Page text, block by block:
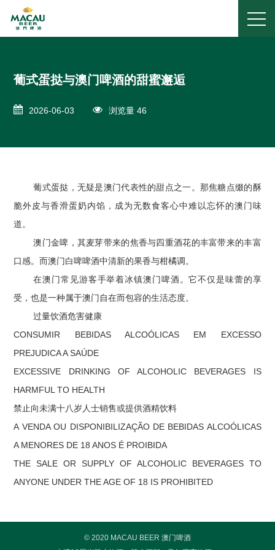
葡式蛋挞与澳门啤酒的甜蜜邂逅
2026-06-03 浏览量 46
葡式蛋挞，无疑是澳门代表性的甜点之一。那焦糖点缀的酥
脆外皮与香滑蛋奶内馅，成为无数食客心中难以忘怀的澳门味
道。
澳门金啤，其麦芽带来的焦香与四重酒花的丰富带来的丰富
口感。而澳门白啤啤酒中清新的果香与柑橘调。
在澳门常见游客手举着冰镇澳门啤酒。它不仅是味蕾的享
受，也是一种属于澳门自在而包容的生活态度。
过量饮酒危害健康
CONSUMIR BEBIDAS ALCOÓLICAS EM EXCESSO
PREJUDICA A SAÚDE
EXCESSIVE DRINKING OF ALCOHOLIC BEVERAGES IS
HARMFUL TO HEALTH
禁止向未满十八岁人士销售或提供酒精饮料
A VENDA OU DISPONIBILIZAÇÃO DE BEBIDAS ALCOÓLICAS
A MENORES DE 18 ANOS É PROIBIDA
THE SALE OR SUPPLY OF ALCOHOLIC BEVERAGES TO
ANYONE UNDER THE AGE OF 18 IS PROHIBITED
© 2020 MACAU BEER 澳门啤酒